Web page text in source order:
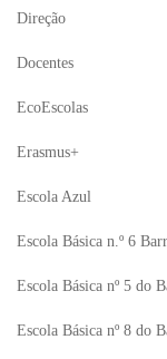
Direção
Docentes
EcoEscolas
Erasmus+
Escola Azul
Escola Básica n.º 6
Escola Básica nº 5 do
Escola Básica nº 8 do